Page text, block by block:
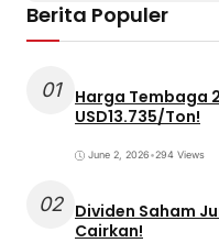
Berita Populer
01
Harga Tembaga
USD13.735/Ton!
June 2, 2026•294 Views
02 Dividen Saham
Cairkan!